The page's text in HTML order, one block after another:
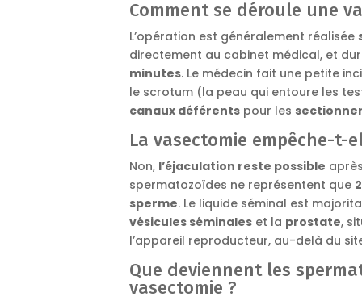
Comment se déroule une
L’opération est généralement réalisée
directement au cabinet médical, et
minutes. Le médecin fait une petite
le scrotum (la peau qui entoure les
canaux déférents pour les
La vasectomie empêche-t-
Non, l’éjaculation reste possible
spermatozoïdes ne représentent que
sperme. Le liquide séminal est
vésicules séminales et la prostate,
l’appareil reproducteur, au-delà du
Que deviennent les
vasectomie ?